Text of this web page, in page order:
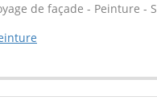
de façade - Peinture -